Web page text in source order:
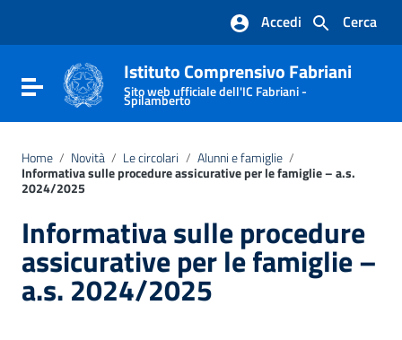
Vai al footer
Cerca
Accedi
Attiva / disattiva la navigazione
Istituto Comprensivo Fabriani
Sito web ufficiale dell'IC Fabriani -
Spilamberto
Home / Novità / Le circolari / Alunni e famiglie /
Informativa sulle procedure assicurative per le famiglie – a.s.
2024/2025
Informativa sulle procedure
assicurative per le famiglie –
a.s. 2024/2025